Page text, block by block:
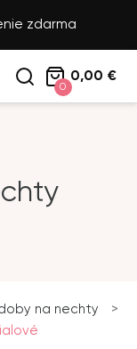
zdarma
0
0,00 €
na nechty
>